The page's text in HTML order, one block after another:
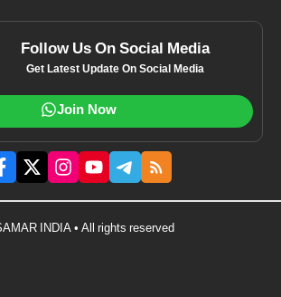
Follow Us On Social Media
Get Latest Update On Social Media
Join Now
INDIA • All rights reserved